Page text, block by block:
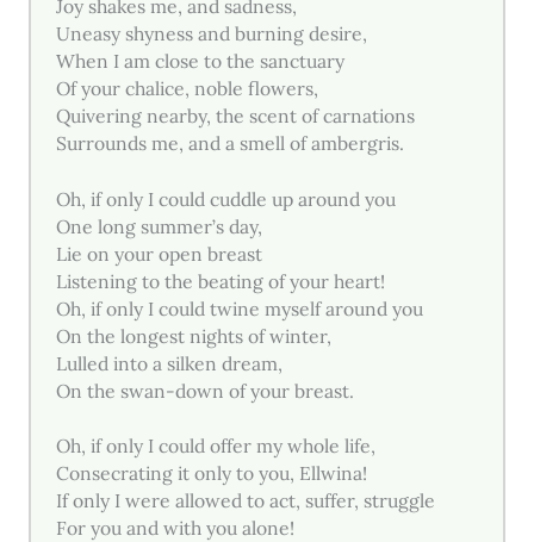
Joy shakes me, and sadness,
Uneasy shyness and burning desire,
When I am close to the sanctuary
Of your chalice, noble flowers,
Quivering nearby, the scent of carnations
Surrounds me, and a smell of ambergris.
Oh, if only I could cuddle up around you
One long summer’s day,
Lie on your open breast
Listening to the beating of your heart!
Oh, if only I could twine myself around you
On the longest nights of winter,
Lulled into a silken dream,
On the swan-down of your breast.
Oh, if only I could offer my whole life,
Consecrating it only to you, Ellwina!
If only I were allowed to act, suffer, struggle
For you and with you alone!